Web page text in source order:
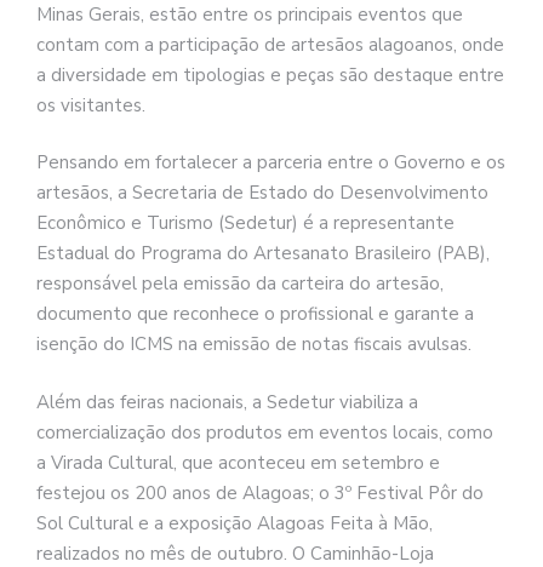
Minas Gerais, estão entre os principais eventos que
contam com a participação de artesãos alagoanos, onde
a diversidade em tipologias e peças são destaque entre
os visitantes.
Pensando em fortalecer a parceria entre o Governo e os
artesãos, a Secretaria de Estado do Desenvolvimento
Econômico e Turismo (Sedetur) é a representante
Estadual do Programa do Artesanato Brasileiro (PAB),
responsável pela emissão da carteira do artesão,
documento que reconhece o profissional e garante a
isenção do ICMS na emissão de notas fiscais avulsas.
Além das feiras nacionais, a Sedetur viabiliza a
comercialização dos produtos em eventos locais, como
a Virada Cultural, que aconteceu em setembro e
festejou os 200 anos de Alagoas; o 3º Festival Pôr do
Sol Cultural e a exposição Alagoas Feita à Mão,
realizados no mês de outubro. O Caminhão-Loja